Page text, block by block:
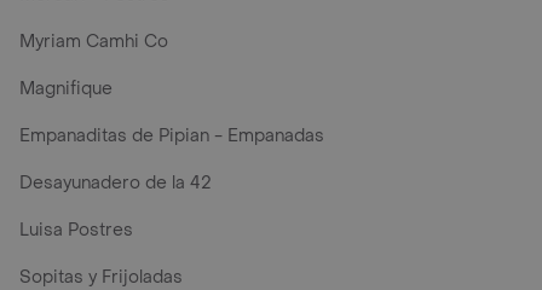
Myriam Camhi Co
Magnifique
Empanaditas de Pipian - Empanadas
Desayunadero de la 42
Luisa Postres
Sopitas y Frijoladas